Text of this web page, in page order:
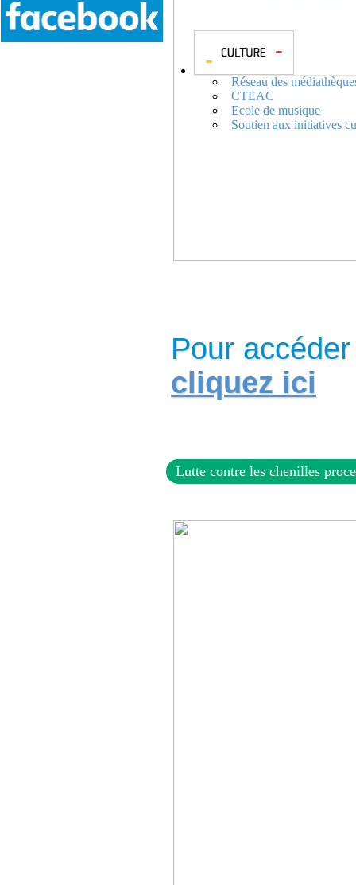
Réseau des
CTEAC
Ecole de musique
Soutien aux initiatives
Pour
cliquez ici
Lutte contre les chenilles